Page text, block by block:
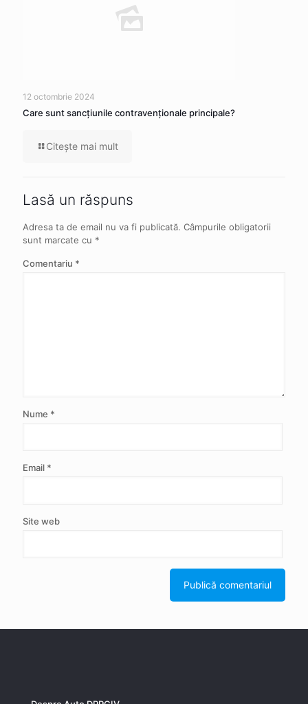
12 octombrie 2024
Care sunt sancţiunile contravenţionale principale?
Citeşte mai mult
Lasă un răspuns
Adresa ta de email nu va fi publicată. Câmpurile obligatorii
sunt marcate cu *
Comentariu *
Nume *
Email *
Site web